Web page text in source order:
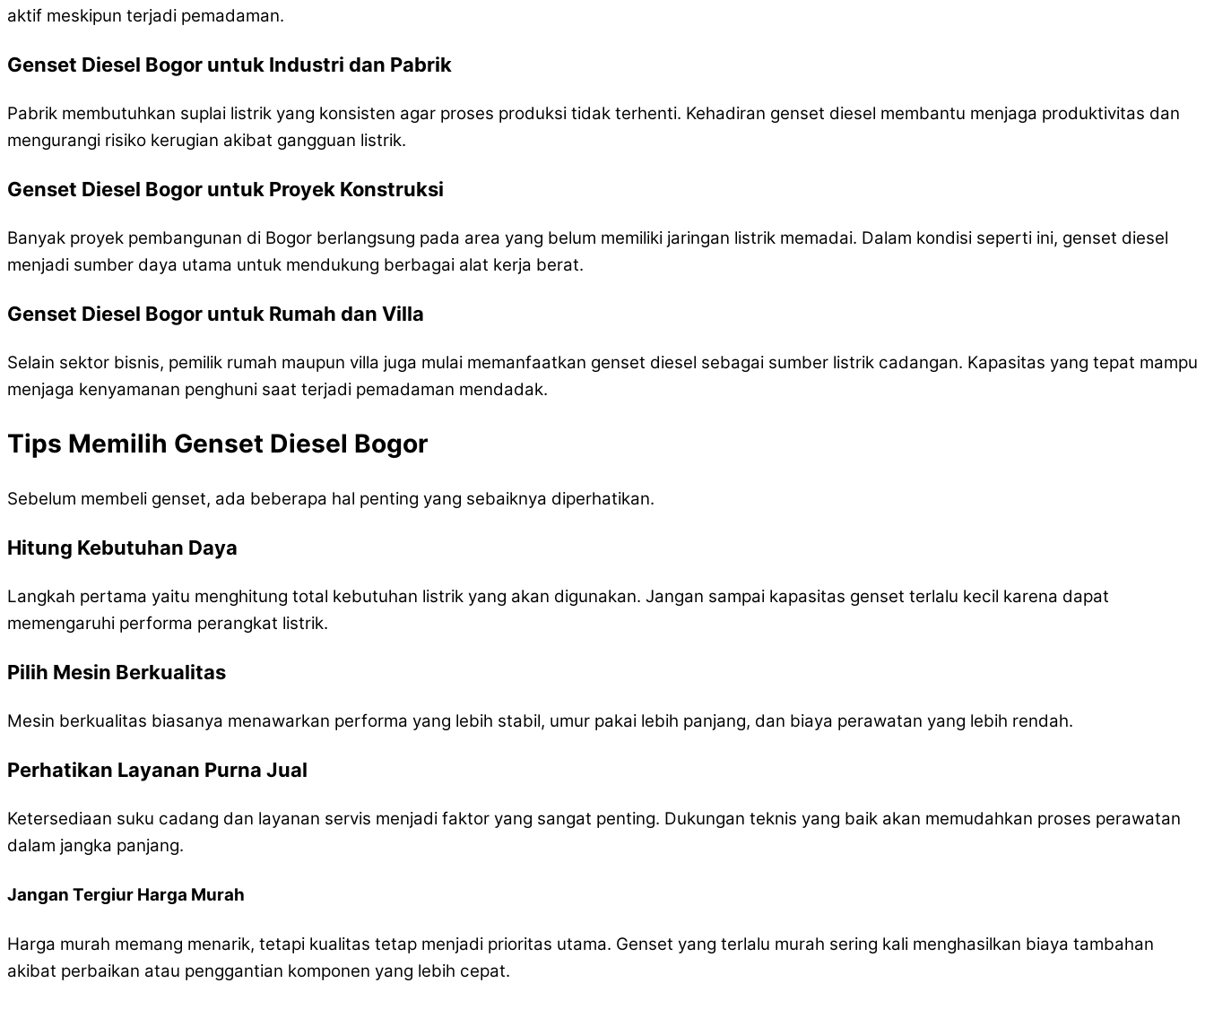
aktif meskipun terjadi pemadaman.
Genset Diesel Bogor untuk Industri dan Pabrik
Pabrik membutuhkan suplai listrik yang konsisten agar proses produksi tidak terhenti. Kehadiran genset diesel membantu menjaga produktivitas dan
mengurangi risiko kerugian akibat gangguan listrik.
Genset Diesel Bogor untuk Proyek Konstruksi
Banyak proyek pembangunan di Bogor berlangsung pada area yang belum memiliki jaringan listrik memadai. Dalam kondisi seperti ini, genset diesel
menjadi sumber daya utama untuk mendukung berbagai alat kerja berat.
Genset Diesel Bogor untuk Rumah dan Villa
Selain sektor bisnis, pemilik rumah maupun villa juga mulai memanfaatkan genset diesel sebagai sumber listrik cadangan. Kapasitas yang tepat mampu
menjaga kenyamanan penghuni saat terjadi pemadaman mendadak.
Tips Memilih Genset Diesel Bogor
Sebelum membeli genset, ada beberapa hal penting yang sebaiknya diperhatikan.
Hitung Kebutuhan Daya
Langkah pertama yaitu menghitung total kebutuhan listrik yang akan digunakan. Jangan sampai kapasitas genset terlalu kecil karena dapat
memengaruhi performa perangkat listrik.
Pilih Mesin Berkualitas
Mesin berkualitas biasanya menawarkan performa yang lebih stabil, umur pakai lebih panjang, dan biaya perawatan yang lebih rendah.
Perhatikan Layanan Purna Jual
Ketersediaan suku cadang dan layanan servis menjadi faktor yang sangat penting. Dukungan teknis yang baik akan memudahkan proses perawatan
dalam jangka panjang.
Jangan Tergiur Harga Murah
Harga murah memang menarik, tetapi kualitas tetap menjadi prioritas utama. Genset yang terlalu murah sering kali menghasilkan biaya tambahan
akibat perbaikan atau penggantian komponen yang lebih cepat.